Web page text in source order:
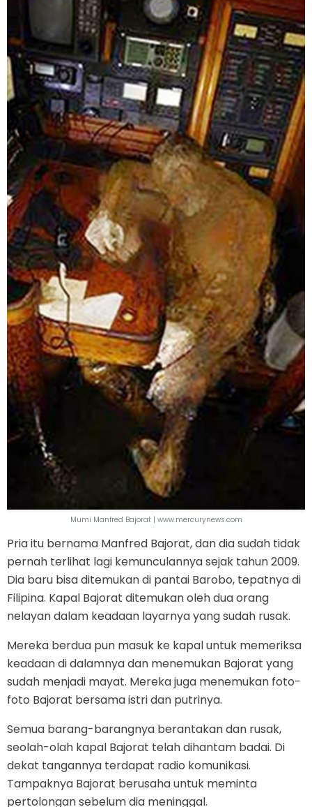
Mumi Manfred Bajorat | www.mercurynews.com
Pria itu bernama Manfred Bajorat, dan dia sudah tidak
pernah terlihat lagi kemunculannya sejak tahun 2009.
Dia baru bisa ditemukan di pantai Barobo, tepatnya di
Filipina. Kapal Bajorat ditemukan oleh dua orang
nelayan dalam keadaan layarnya yang sudah rusak.
Mereka berdua pun masuk ke kapal untuk memeriksa
keadaan di dalamnya dan menemukan Bajorat yang
sudah menjadi mayat. Mereka juga menemukan foto-
foto Bajorat bersama istri dan putrinya.
Semua barang-barangnya berantakan dan rusak,
seolah-olah kapal Bajorat telah dihantam badai. Di
dekat tangannya terdapat radio komunikasi.
Tampaknya Bajorat berusaha untuk meminta
pertolongan sebelum dia meninggal.